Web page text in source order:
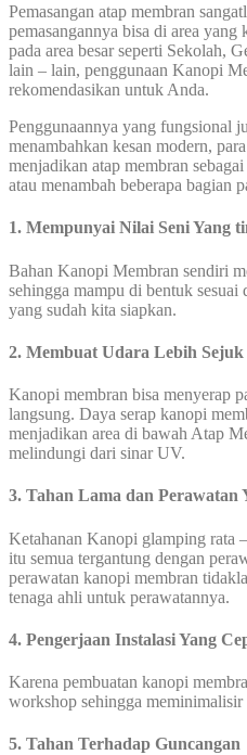
Pemasangan atap membran
pemasangannya bisa di area
pada area besar seperti Sekolah,
lain – lain, penggunaan Kanopi
rekomendasikan untuk Anda.
Penggunaannya yang fungsional
menambahkan kesan modern,
menjadikan atap membran
atau menambah beberapa bagian
1. Mempunyai Nilai Seni Yang
Bahan Kanopi Membran sendiri
sehingga mampu di bentuk sesuai
yang sudah kita siapkan.
2. Membuat Udara Lebih Sejuk
Kanopi membran bisa menyerap
langsung. Daya serap kanopi
menjadikan area di bawah Atap
melindungi dari sinar UV.
3. Tahan Lama dan Perawatan
Ketahanan Kanopi glamping rata
itu semua tergantung dengan
perawatan kanopi membran
tenaga ahli untuk perawatannya.
4. Pengerjaan Instalasi Yang
Karena pembuatan kanopi
workshop sehingga
5. Tahan Terhadap Guncangan